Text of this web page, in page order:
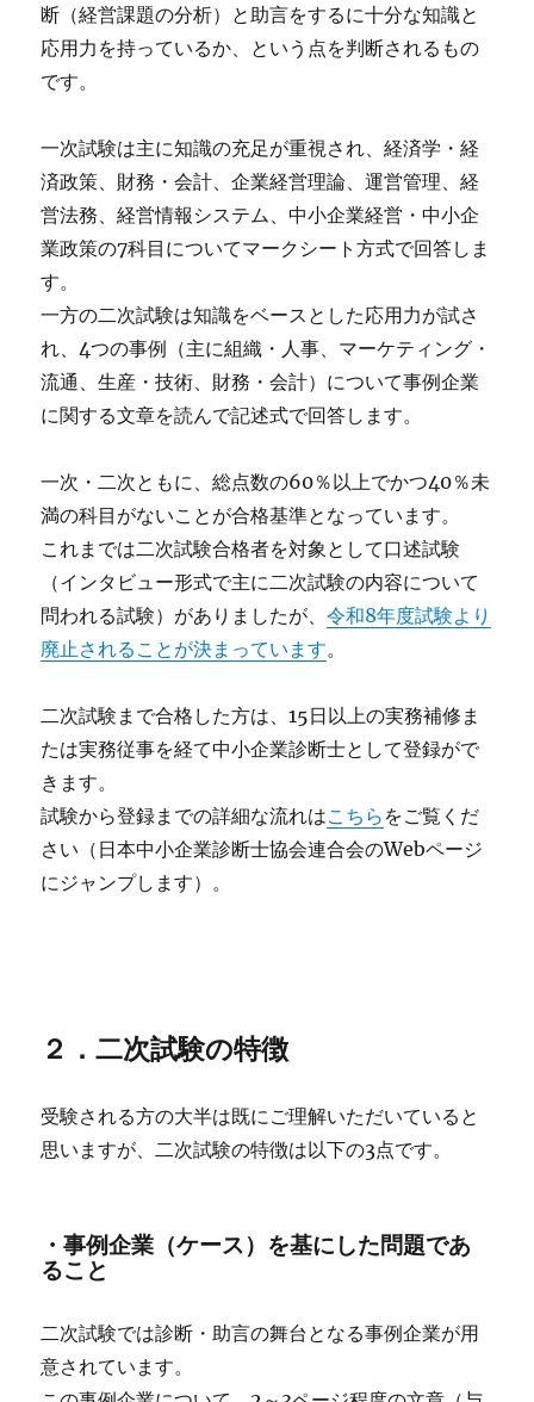
断（経営課題の分析）と助言をするに十分な知識と
応用力を持っているか、という点を判断されるもの
です。
一次試験は主に知識の充足が重視され、経済学・経
済政策、財務・会計、企業経営理論、運営管理、経
営法務、経営情報システム、中小企業経営・中小企
業政策の7科目についてマークシート方式で回答しま
す。
一方の二次試験は知識をベースとした応用力が試さ
れ、4つの事例（主に組織・人事、マーケティング・
流通、生産・技術、財務・会計）について事例企業
に関する文章を読んで記述式で回答します。
一次・二次ともに、総点数の60％以上でかつ40％未
満の科目がないことが合格基準となっています。
これまでは二次試験合格者を対象として口述試験
（インタビュー形式で主に二次試験の内容について
問われる試験）がありましたが、令和8年度試験より
廃止されることが決まっています。
二次試験まで合格した方は、15日以上の実務補修ま
たは実務従事を経て中小企業診断士として登録がで
きます。
試験から登録までの詳細な流れはこちら をご覧くだ
さい（日本中小企業診断士協会連合会のWebページ
にジャンプします）。
２．二次試験の特徴
受験される方の大半は既にご理解いただいていると
思いますが、二次試験の特徴は以下の3点です。
・事例企業（ケース）を基にした問題であ
ること
二次試験では診断・助言の舞台となる事例企業が用
意されています。